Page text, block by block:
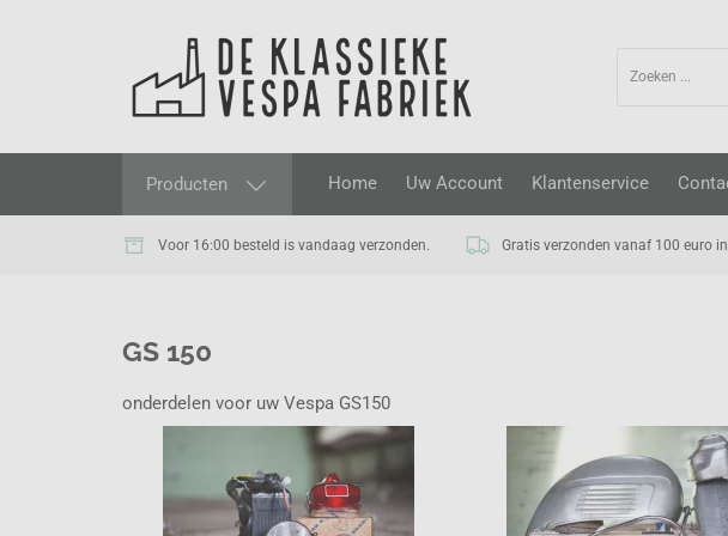
Producten Home Uw Account Klantenservice
Voor 16:00 besteld is vandaag verzonden. Gratis verzonden vanaf 100 euro
GS 150
onderdelen voor uw Vespa GS150